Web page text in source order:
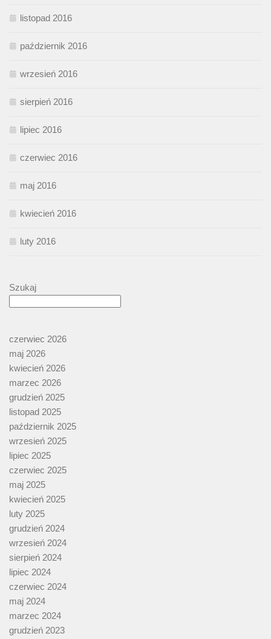
listopad 2016
październik 2016
wrzesień 2016
sierpień 2016
lipiec 2016
czerwiec 2016
maj 2016
kwiecień 2016
luty 2016
Szukaj
czerwiec 2026
maj 2026
kwiecień 2026
marzec 2026
grudzień 2025
listopad 2025
październik 2025
wrzesień 2025
lipiec 2025
czerwiec 2025
maj 2025
kwiecień 2025
luty 2025
grudzień 2024
wrzesień 2024
sierpień 2024
lipiec 2024
czerwiec 2024
maj 2024
marzec 2024
grudzień 2023